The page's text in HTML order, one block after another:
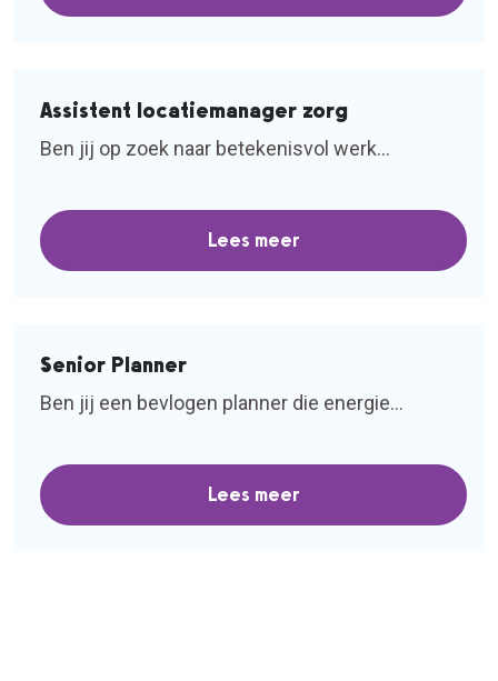
Assistent locatiemanager zorg
Ben jij op zoek naar betekenisvol werk...
Lees meer
Senior Planner
Ben jij een bevlogen planner die energie...
Lees meer